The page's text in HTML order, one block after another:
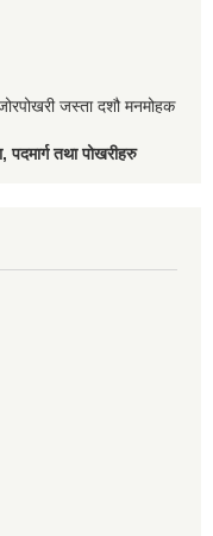
जस्ता दशौ मनमोहक
पदमार्ग तथा पोखरीहरु